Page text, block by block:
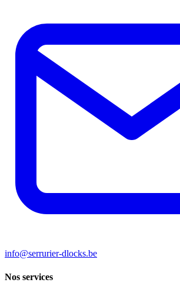
info@serrurier-dlocks.be
Nos services